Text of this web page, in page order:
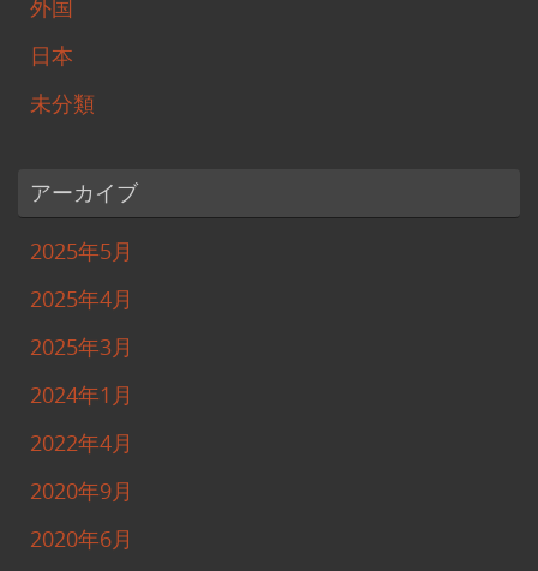
外国
日本
未分類
アーカイブ
2025年5月
2025年4月
2025年3月
2024年1月
2022年4月
2020年9月
2020年6月